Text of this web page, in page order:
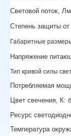
Световой поток,
Степень защиты
Габаритные
Напряжение
Тип кривой силы
Потребляемая
Цвет свечения, К:
Ресурс
Температура